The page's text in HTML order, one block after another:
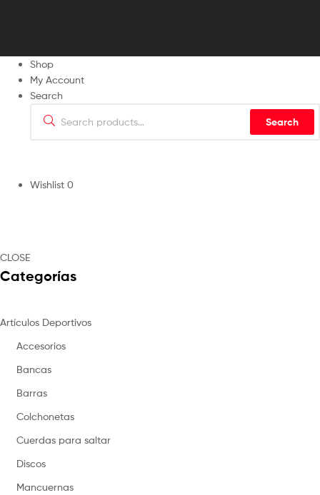
Shop
My Account
Search
Search
Wishlist 0
CLOSE
Categorías
Artículos Deportivos
Accesorios
Bancas
Barras
Colchonetas
Cuerdas para saltar
Discos
Mancuernas